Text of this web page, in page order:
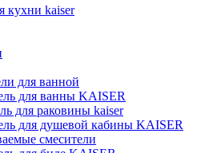
кухни kaiser
для ванной
для ванны KAISER
для раковины kaiser
для душевой кабины KAISER
смесители